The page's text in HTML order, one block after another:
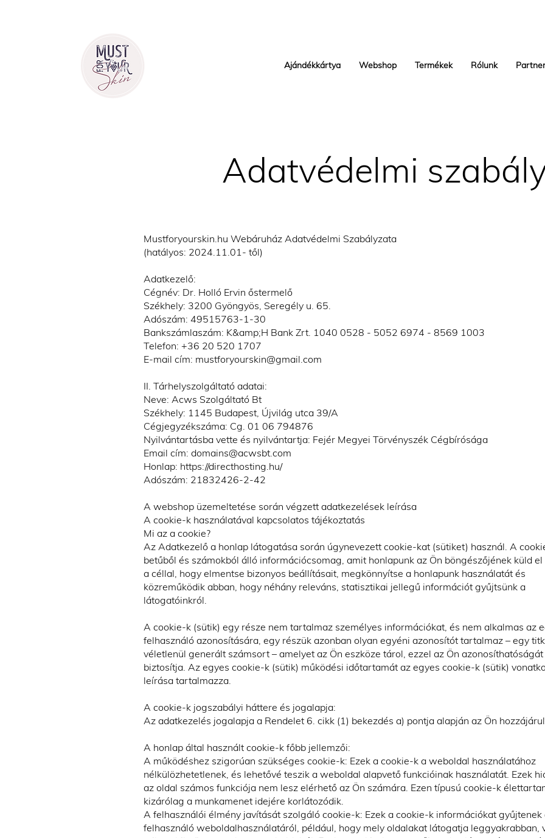
Ajándékkártya Webshop Termékek Rólunk
Adatvédelmi
Mustforyourskin.hu Webáruház Adatvédelmi Szabályzata
(hatályos: 2024.11.01- től)
Adatkezelő:
Cégnév: Dr. Holló Ervin őstermelő
Székhely: 3200 Gyöngyös, Seregély u. 65.
Adószám: 49515763-1-30
Bankszámlaszám: K&amp;H Bank Zrt. 1040 0528 - 5052 6974 - 8569 1003
Telefon: +36 20 520 1707
E-mail cím: mustforyourskin@gmail.com
II. Tárhelyszolgáltató adatai:
Neve: Acws Szolgáltató Bt
Székhely: 1145 Budapest, Újvilág utca 39/A
Cégjegyzékszáma: Cg. 01 06 794876
Nyilvántartásba vette és nyilvántartja: Fejér Megyei Törvényszék Cégbírósága
Email cím: domains@acwsbt.com
Honlap: https://directhosting.hu/
Adószám: 21832426-2-42
A webshop üzemeltetése során végzett adatkezelések leírása
A cookie-k használatával kapcsolatos tájékoztatás
Mi az a cookie?
Az Adatkezelő a honlap látogatása során úgynevezett cookie-kat (sütiket) használ. A
betűből és számokból álló információcsomag, amit honlapunk az Ön böngészőjének küld el
a céllal, hogy elmentse bizonyos beállításait, megkönnyítse a honlapunk használatát és
közreműködik abban, hogy néhány releváns, statisztikai jellegű információt gyűjtsünk a
látogatóinkról.
A cookie-k (sütik) egy része nem tartalmaz személyes információkat, és nem alkalmas az
felhasználó azonosítására, egy részük azonban olyan egyéni azonosítót tartalmaz – egy
véletlenül generált számsort – amelyet az Ön eszköze tárol, ezzel az Ön azonosíthatóságát
biztosítja. Az egyes cookie-k (sütik) működési időtartamát az egyes cookie-k (sütik)
leírása tartalmazza.
A cookie-k jogszabályi háttere és jogalapja:
Az adatkezelés jogalapja a Rendelet 6. cikk (1) bekezdés a) pontja alapján az Ön
A honlap által használt cookie-k főbb jellemzői:
A működéshez szigorúan szükséges cookie-k: Ezek a cookie-k a weboldal használatához
nélkülözhetetlenek, és lehetővé teszik a weboldal alapvető funkcióinak használatát. Ezek
az oldal számos funkciója nem lesz elérhető az Ön számára. Ezen típusú cookie-k
kizárólag a munkamenet idejére korlátozódik.
A felhasználói élmény javítását szolgáló cookie-k: Ezek a cookie-k információkat gyűjtenek
felhasználó weboldalhasználatáról, például, hogy mely oldalakat látogatja leggyakrabban,